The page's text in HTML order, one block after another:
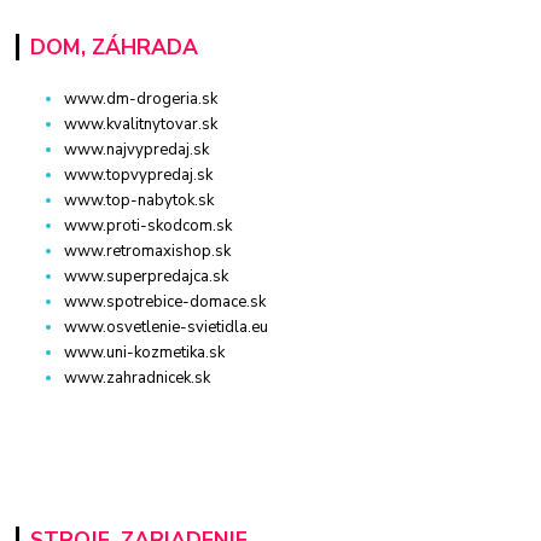
DOM, ZÁHRADA
www.dm-drogeria.sk
www.kvalitnytovar.sk
www.najvypredaj.sk
www.topvypredaj.sk
www.top-nabytok.sk
www.proti-skodcom.sk
www.retromaxishop.sk
www.superpredajca.sk
www.spotrebice-domace.sk
www.osvetlenie-svietidla.eu
www.uni-kozmetika.sk
www.zahradnicek.sk